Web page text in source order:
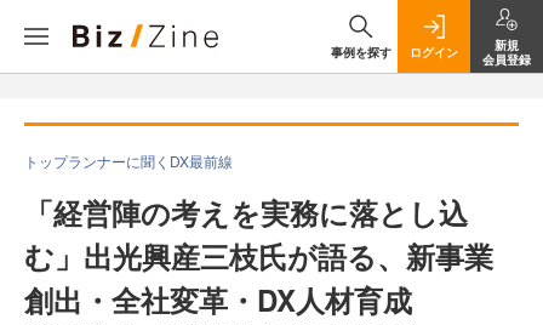
事例を探す ログイン
新規
会員登録
トップランナーに聞くDX最前線
「経営陣の考えを実務に落とし込
む」出光興産三枝氏が語る、新事業
創出・全社変革・DX人材育成